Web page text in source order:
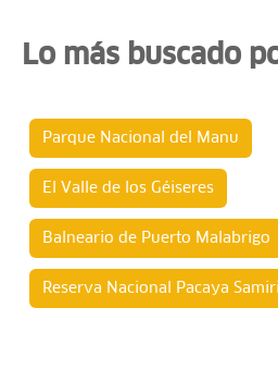
Lo más buscado
Parque Nacional del Manu
El Valle de los Géiseres
Balneario de Puerto Malabrigo
Reserva Nacional Pacaya